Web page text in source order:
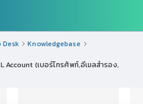
Desk
Knowledgebase
Account (เบอร์โทรศัพท์,อีเมลสำรอง,